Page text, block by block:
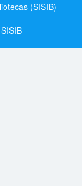
(SISIB) -